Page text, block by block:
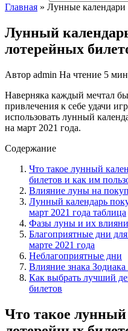
Главная » Лунные календари
Лунный
лотерейных
Автор admin На чтение 5
Наверняка каждый мечтал
привлечения к себе удачи
использовать лунный
на март 2021 года.
Содержание
Что такое лунный
билетов и как им
Влияние луны на
Лунный календарь
март 2021 года таблица
Фазы луны и их
Благоприятные дни
марте 2021 года
Неблагоприятные дни
Влияние знака
Как выбрать лучший
билетов
Что такое